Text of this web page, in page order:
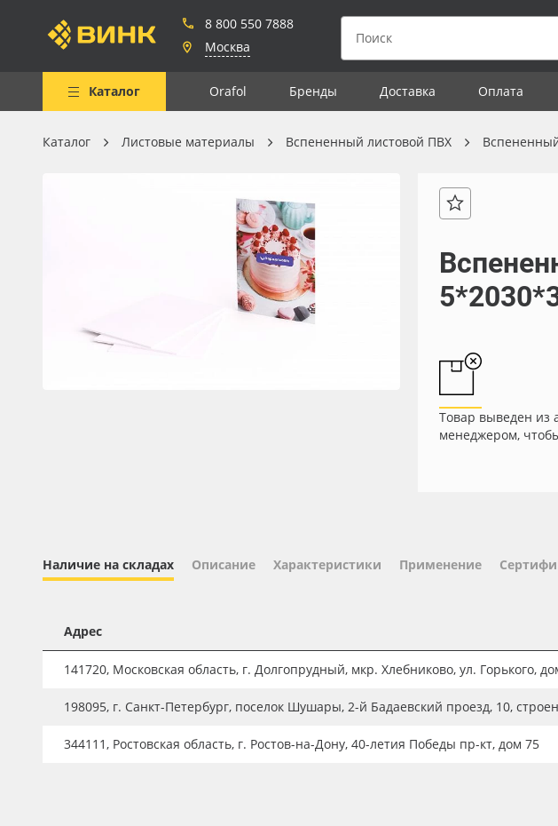
8 800 550 7888
Москва
Каталог Orafol Бренды Доставка Оплата
Весь каталог
Мобильные конструкции и
Оборудование и инструмент
Orajet 3640
ПЭТ бэклит
Каталог Листовые материалы Вспененный листовой ПВХ
Товар выведен из
менеджером,
Наличие на складах Описание Характеристики Применение
Адрес
141720, Московская область, г. Долгопрудный, мкр. Хлебниково, ул. Горького,
198095, г. Санкт-Петербург, поселок Шушары, 2-й Бадаевский проезд, 10,
344111, Ростовская область, г. Ростов-на-Дону, 40-летия Победы пр-кт, дом 75